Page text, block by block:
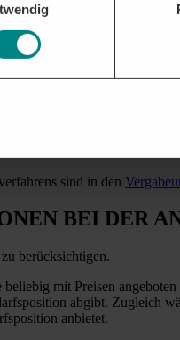
dazu genutzt werden,
ist, den tatsächlichen
Absicht hat, die
oder so bedeutsamen
sind in den
BEI DER
berücksichtigen.
mit Preisen
abgibt. Zugleich
anbietet.